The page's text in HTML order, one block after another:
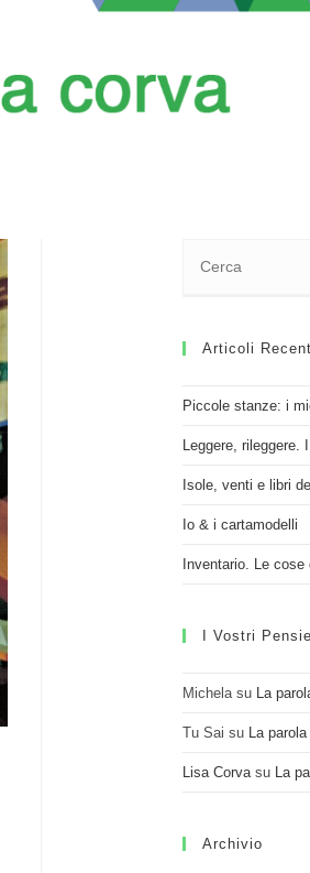
Articoli
Piccole stanze: i
Leggere, rileggere.
Isole, venti e libri
Io & i cartamodelli
Inventario. Le cose
I Vostri
Michelasu La
Tu Sai su La
Lisa Corvasu La
Archivio